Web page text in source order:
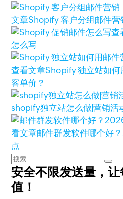
文章Shopify 客户分组邮件营
查
怎么写
查看文章Shopify 独立站如
客单价？
shopify独立站怎么做|营销活
看文章邮件群发软件哪个好
点
安全不限发送量，让
值！